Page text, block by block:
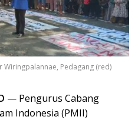
Wiringpalannae, Pedagang (red)
— Pengurus Cabang
Indonesia (PMII)